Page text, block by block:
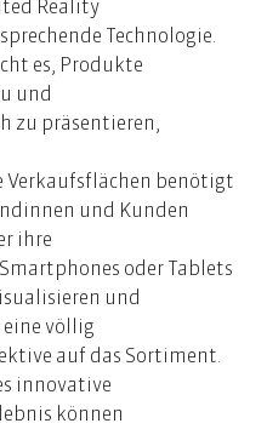
Reality
Technologie.
es, Produkte
und
zu präsentieren,
Verkaufsflächen benötigt
und Kunden
ihre
Smartphones oder Tablets
und
völlig
auf das Sortiment.
innovative
können